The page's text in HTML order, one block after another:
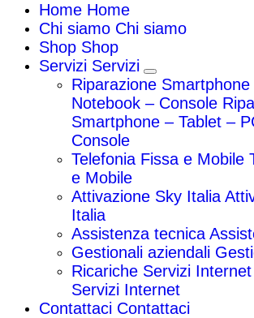
Home Home
Chi siamo Chi siamo
Shop Shop
Servizi Servizi
Riparazione
Notebook – Console
Smartphone – Tablet –
Console
Telefonia Fissa e Mobile
e Mobile
Attivazione Sky Italia
Italia
Assistenza tecnica
Gestionali aziendali
Ricariche Servizi Internet
Servizi Internet
Contattaci Contattaci